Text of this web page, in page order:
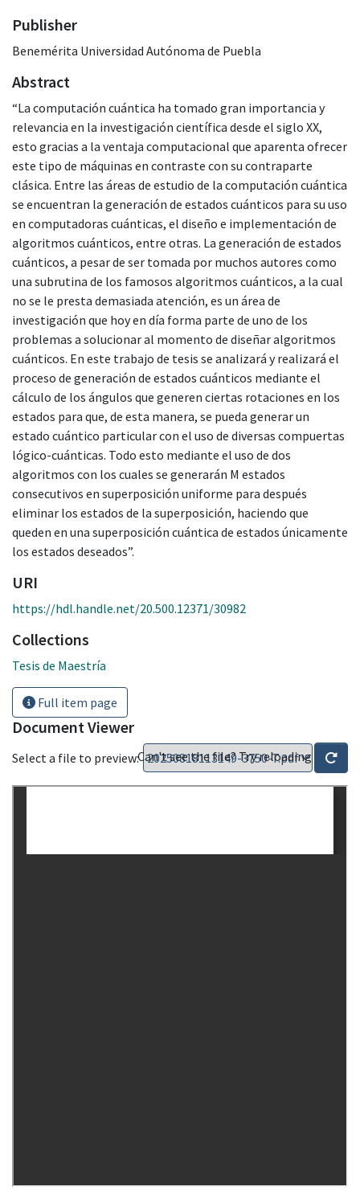
Publisher
Benemérita Universidad Autónoma de Puebla
Abstract
“La computación cuántica ha tomado gran importancia y
relevancia en la investigación científica desde el siglo XX,
esto gracias a la ventaja computacional que aparenta ofrecer
este tipo de máquinas en contraste con su contraparte
clásica. Entre las áreas de estudio de la computación cuántica
se encuentran la generación de estados cuánticos para su uso
en computadoras cuánticas, el diseño e implementación de
algoritmos cuánticos, entre otras. La generación de estados
cuánticos, a pesar de ser tomada por muchos autores como
una subrutina de los famosos algoritmos cuánticos, a la cual
no se le presta demasiada atención, es un área de
investigación que hoy en día forma parte de uno de los
problemas a solucionar al momento de diseñar algoritmos
cuánticos. En este trabajo de tesis se analizará y realizará el
proceso de generación de estados cuánticos mediante el
cálculo de los ángulos que generen ciertas rotaciones en los
estados para que, de esta manera, se pueda generar un
estado cuántico particular con el uso de diversas compuertas
lógico-cuánticas. Todo esto mediante el uso de dos
algoritmos con los cuales se generarán M estados
consecutivos en superposición uniforme para después
eliminar los estados de la superposición, haciendo que
queden en una superposición cuántica de estados únicamente
los estados deseados”.
URI
https://hdl.handle.net/20.500.12371/30982
Collections
Tesis de Maestría
Full item page
Document Viewer
Select a file to preview:Can't see the file? Try reloading